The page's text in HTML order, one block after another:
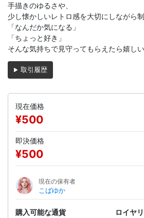
手描きのゆるさや、
少し懐かしいレトロ感を大切にしながら制
「なんだか気になる」
「ちょっと好き」
そんな気持ちで見守ってもらえたら嬉しい
取引履歴
現在価格
¥500
即決価格
¥500
現在の保有者
こばゆか
購入可能な通貨
ロイヤ